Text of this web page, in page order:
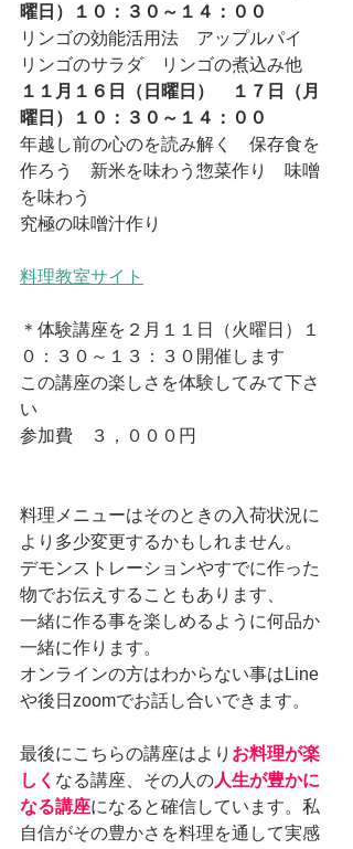
曜日）１０：３０～１４：００
リンゴの効能活用法　アップルパイ
リンゴのサラダ　リンゴの煮込み他
１１月１６日（日曜日）　１７日（月
曜日）１０：３０～１４：００
年越し前の心のを読み解く　保存食を
作ろう　新米を味わう惣菜作り　味噌
を味わう
究極の味噌汁作り
料理教室サイト
＊体験講座を２月１１日（火曜日）１
０：３０～１３：３０開催します
この講座の楽しさを体験してみて下さ
い
参加費　３，０００円
料理メニューはそのときの入荷状況に
より多少変更するかもしれません。
デモンストレーションやすでに作った
物でお伝えすることもあります、
一緒に作る事を楽しめるように何品か
一緒に作ります。
オンラインの方はわからない事はLine
や後日zoomでお話し合いできます。
最後にこちらの講座はより お料理が楽
しく なる講座、その人の人生が豊かに
なる講座になると確信しています。私
自信がその豊かさを料理を通して実感